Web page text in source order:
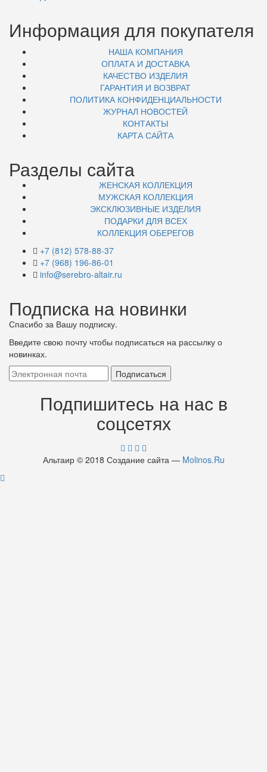
Информация для покупателя
НАША КОМПАНИЯ
ОПЛАТА И ДОСТАВКА
КАЧЕСТВО ИЗДЕЛИЯ
ГАРАНТИЯ И ВОЗВРАТ
ПОЛИТИКА КОНФИДЕНЦИАЛЬНОСТИ
ЖУРНАЛ НОВОСТЕЙ
КОНТАКТЫ
КАРТА САЙТА
Разделы сайта
ЖЕНСКАЯ КОЛЛЕКЦИЯ
МУЖСКАЯ КОЛЛЕКЦИЯ
ЭКСКЛЮЗИВНЫЕ ИЗДЕЛИЯ
ПОДАРКИ ДЛЯ ВСЕХ
КОЛЛЕКЦИЯ ОБЕРЕГОВ
+7 (812) 578-88-37
+7 (968) 196-86-01
info@serebro-altair.ru
Подписка на новинки
Спасибо за Вашу подписку.
Введите свою почту чтобы подписаться на рассылку о
новинках.
Подпишитесь на нас в
соцсетях
Альтаир © 2018 Создание сайта — Molinos.Ru